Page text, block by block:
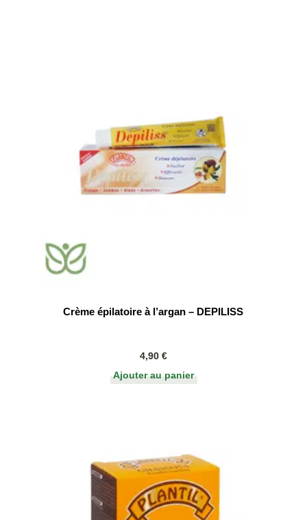
Crème épilatoire à l’argan – DEPILISS
4,90 €
Ajouter au panier